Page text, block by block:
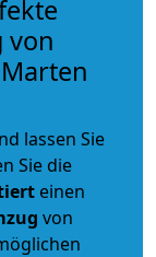
von
lassen Sie
Sie die
einen
von